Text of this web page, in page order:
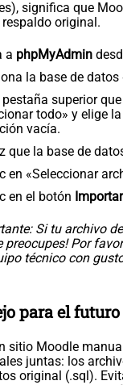
significa que
original.
a phpMyAdmin
la base de
superior
todo» y elige
vacía.
que la base de
en «Seleccionar
en el botón Importar
Si tu archivo
preocupes! Por
técnico con
para el futuro
sitio Moodle
juntas: los
original (.sql).